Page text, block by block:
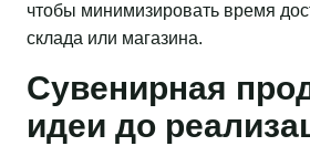
чтобы минимизировать время
склада или магазина.
Сувенирная
идеи до